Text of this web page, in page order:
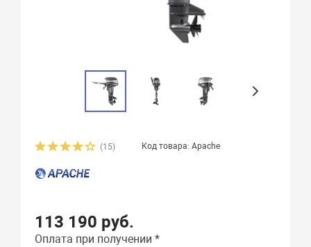
(15) Код товара: Apache
113 190 руб.
Оплата при получении *